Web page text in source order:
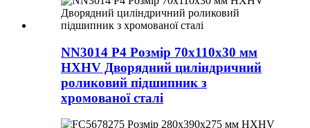
NN3014 P4 Розмір 70x110x30 мм
HXHV Дворядний циліндричний
роликовий підшипник з
хромованої сталі